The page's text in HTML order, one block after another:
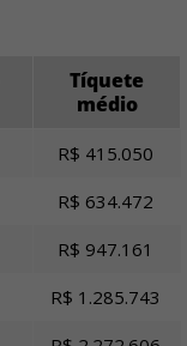
Tíquete
médio
R$ 415.050
R$ 634.472
R$ 947.161
R$ 1.285.743